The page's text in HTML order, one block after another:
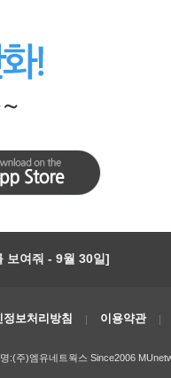
보여줘 - 9월 30일]
정보처리방침 이용약관
:(주)엠유네트웍스 Since2006